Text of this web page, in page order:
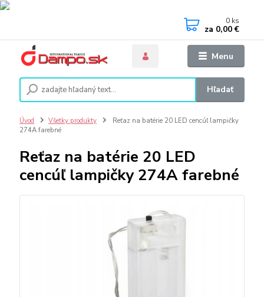
Menu
Hľadať
0 ks
za 0,00 €
Úvod Všetky produkty
Reťaz na batérie 20 LED cencúľ lampičky
274A farebné
Reťaz na batérie 20 LED
cencúľ lampičky 274A farebné